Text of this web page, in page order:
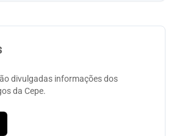
divulgadas informações dos
da Cepe.